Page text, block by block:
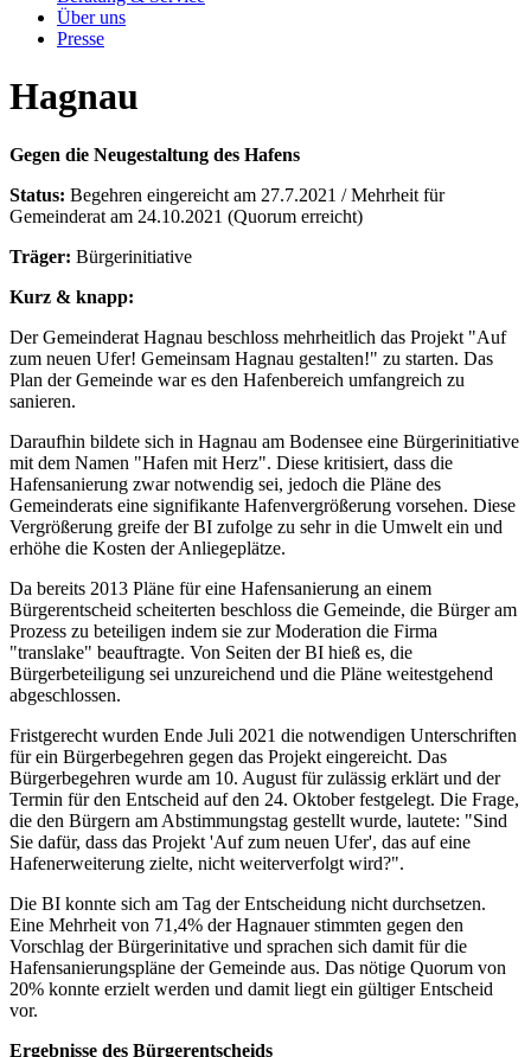
Über uns
Presse
Hagnau
Gegen die Neugestaltung des Hafens
Status: Begehren eingereicht am 27.7.2021 / Mehrheit für
Gemeinderat am 24.10.2021 (Quorum erreicht)
Träger: Bürgerinitiative
Kurz & knapp:
Der Gemeinderat Hagnau beschloss mehrheitlich das Projekt "Auf
zum neuen Ufer! Gemeinsam Hagnau gestalten!" zu starten. Das
Plan der Gemeinde war es den Hafenbereich umfangreich zu
sanieren.
Daraufhin bildete sich in Hagnau am Bodensee eine Bürgerinitiative
mit dem Namen "Hafen mit Herz". Diese kritisiert, dass die
Hafensanierung zwar notwendig sei, jedoch die Pläne des
Gemeinderats eine signifikante Hafenvergrößerung vorsehen. Diese
Vergrößerung greife der BI zufolge zu sehr in die Umwelt ein und
erhöhe die Kosten der Anliegeplätze.
Da bereits 2013 Pläne für eine Hafensanierung an einem
Bürgerentscheid scheiterten beschloss die Gemeinde, die Bürger am
Prozess zu beteiligen indem sie zur Moderation die Firma
"translake" beauftragte. Von Seiten der BI hieß es, die
Bürgerbeteiligung sei unzureichend und die Pläne weitestgehend
abgeschlossen.
Fristgerecht wurden Ende Juli 2021 die notwendigen Unterschriften
für ein Bürgerbegehren gegen das Projekt eingereicht. Das
Bürgerbegehren wurde am 10. August für zulässig erklärt und der
Termin für den Entscheid auf den 24. Oktober festgelegt. Die Frage,
die den Bürgern am Abstimmungstag gestellt wurde, lautete: "Sind
Sie dafür, dass das Projekt 'Auf zum neuen Ufer', das auf eine
Hafenerweiterung zielte, nicht weiterverfolgt wird?".
Die BI konnte sich am Tag der Entscheidung nicht durchsetzen.
Eine Mehrheit von 71,4% der Hagnauer stimmten gegen den
Vorschlag der Bürgerinitative und sprachen sich damit für die
Hafensanierungspläne der Gemeinde aus. Das nötige Quorum von
20% konnte erzielt werden und damit liegt ein gültiger Entscheid
vor.
Ergebnisse des Bürgerentscheids